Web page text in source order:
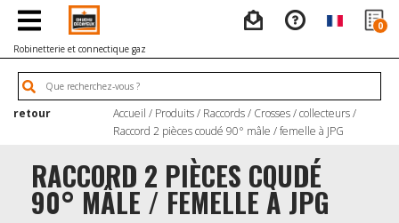
0
Robinetterie et connectique gaz
retour Accueil / Produits/ Raccords/ Crosses / collecteurs/
Raccord 2 pièces coudé 90° mâle / femelle à JPG
RACCORD 2 PIÈCES COUDÉ
90° MÂLE / FEMELLE À JPG